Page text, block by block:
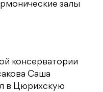
залы
консерватории
Саша
в Цюрихскую